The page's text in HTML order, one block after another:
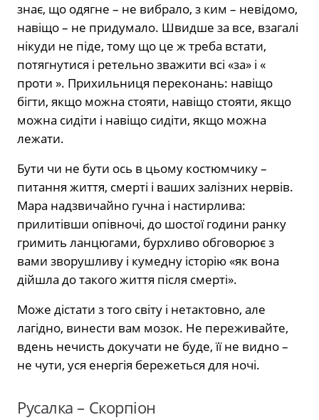
знає, що одягне – не вибрало, з ким – невідомо,
навіщо – не придумало. Швидше за все, взагалі
нікуди не піде, тому що це ж треба встати,
потягнутися і ретельно зважити всі «за» і «
проти ». Прихильниця переконань: навіщо
бігти, якщо можна стояти, навіщо стояти, якщо
можна сидіти і навіщо сидіти, якщо можна
лежати.
Бути чи не бути ось в цьому костюмчику –
питання життя, смерті і ваших залізних нервів.
Мара надзвичайно гучна і настирлива:
прилитівши опівночі, до шостої години ранку
гримить ланцюгами, бурхливо обговорює з
вами зворушливу і кумедну історію «як вона
дійшла до такого життя після смерті».
Може дістати з того світу і нетактовно, але
лагідно, винести вам мозок. Не переживайте,
вдень нечисть докучати не буде, її не видно –
не чути, уся енергія бережеться для ночі.
Русалка – Скорпіон